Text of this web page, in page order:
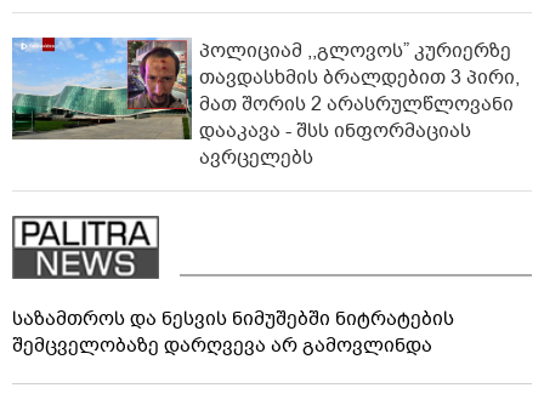
პოლიციამ ,,გლოვოს” კურიერზე
თავდასხმის ბრალდებით 3 პირი,
მათ შორის 2 არასრულწლოვანი
დააკავა - შსს ინფორმაციას
ავრცელებს
საზამთროს და ნესვის ნიმუშებში ნიტრატების
შემცველობაზე დარღვევა არ გამოვლინდა